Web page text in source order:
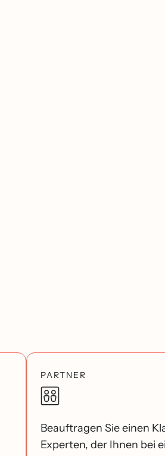
PARTNER
Beauftragen Sie einen
Experten, der Ihnen bei